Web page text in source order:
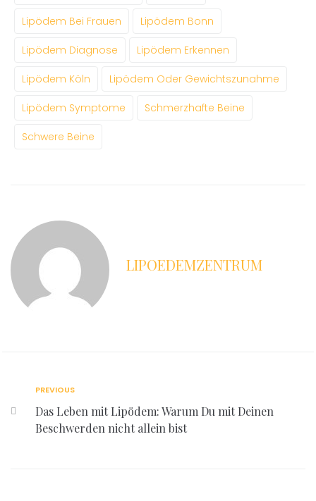
Lipödem Bei Frauen Lipödem Bonn
Lipödem Diagnose Lipödem Erkennen
Lipödem Köln Lipödem Oder Gewichtszunahme
Lipödem Symptome Schmerzhafte Beine
Schwere Beine
LIPOEDEMZENTRUM
PREVIOUS
Das Leben mit Lipödem: Warum Du mit Deinen
Beschwerden nicht allein bist